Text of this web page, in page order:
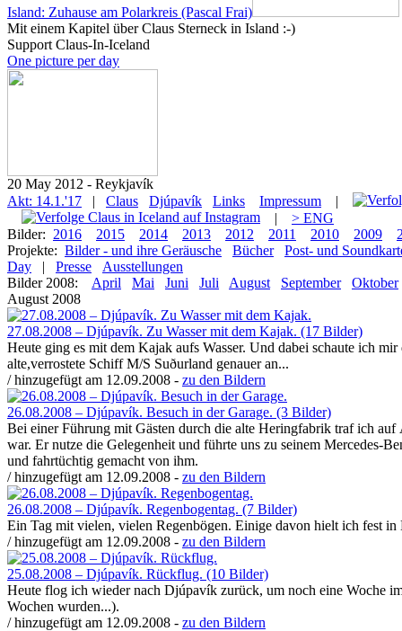
Island: Zuhause am Polarkreis (Pascal Frai)
Mit einem Kapitel über Claus Sterneck in Island :-)
Support Claus-In-Iceland
One picture per day
20 May 2012 - Reykjavík
Akt: 14.1.'17
| Claus Djúpavík Links Impressum
|
|
> ENG
Bilder: 2016 2015 2014 2013 2012 2011 2010 2009
Projekte: Bilder - und ihre Geräusche Bücher
Post- und
Day
| Presse
Ausstellungen
Bilder 2008:
April Mai Juni Juli August September
Oktober
August 2008
27.08.2008 – Djúpavík. Zu Wasser mit dem Kajak. (17 Bilder)
Heute ging es mit dem Kajak aufs Wasser. Und dabei schaute ich
alte,verrostete Schiff M/S Suðurland genauer an...
/ hinzugefügt am 12.09.2008 - zu den Bildern
26.08.2008 – Djúpavík. Besuch in der Garage. (3 Bilder)
Bei einer Führung mit Gästen durch die alte Heringfabrik traf ich
war. Er nutze die Gelegenheit und führte uns zu seinem Mercedes-
und fahrtüchtig gemacht von ihm.
/ hinzugefügt am 12.09.2008 - zu den Bildern
26.08.2008 – Djúpavík. Regenbogentag. (7 Bilder)
Ein Tag mit vielen, vielen Regenbögen. Einige davon hielt ich fest
/ hinzugefügt am 12.09.2008 - zu den Bildern
25.08.2008 – Djúpavík. Rückflug. (10 Bilder)
Heute flog ich wieder nach Djúpavík zurück, um noch eine Woche
Wochen wurden...).
/ hinzugefügt am 12.09.2008 - zu den Bildern